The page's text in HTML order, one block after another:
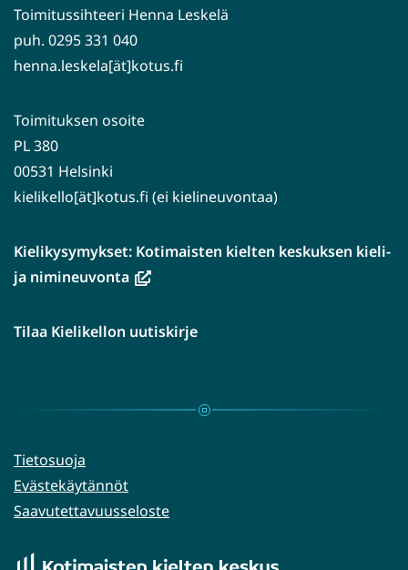
Toimitussihteeri Henna Leskelä
puh. 0295 331 040
henna.leskela[ät]kotus.fi
Toimituksen osoite
PL 380
00531 Helsinki
kielikello[ät]kotus.fi (ei kielineuvontaa)
Kielikysymykset: Kotimaisten kielten keskuksen kieli-
ja nimineuvonta(avautuu
ikkunaan,
palveluun)
Tilaa Kielikellon uutiskirje
Tietosuoja
Evästekäytännöt
Saavutettavuusseloste